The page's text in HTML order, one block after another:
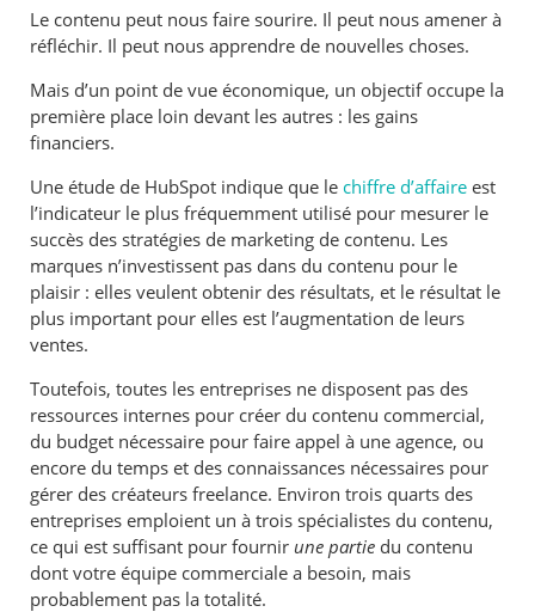
Le contenu peut nous faire sourire. Il peut nous amener à
réfléchir. Il peut nous apprendre de nouvelles choses.
Mais d’un point de vue économique, un objectif occupe la
première place loin devant les autres : les gains
financiers.
Une étude de HubSpot indique que le chiffre d’affaire est
l’indicateur le plus fréquemment utilisé pour mesurer le
succès des stratégies de marketing de contenu. Les
marques n’investissent pas dans du contenu pour le
plaisir : elles veulent obtenir des résultats, et le résultat le
plus important pour elles est l’augmentation de leurs
ventes.
Toutefois, toutes les entreprises ne disposent pas des
ressources internes pour créer du contenu commercial,
du budget nécessaire pour faire appel à une agence, ou
encore du temps et des connaissances nécessaires pour
gérer des créateurs freelance. Environ trois quarts des
entreprises emploient un à trois spécialistes du contenu,
ce qui est suffisant pour fournirune partie du contenu
dont votre équipe commerciale a besoin, mais
probablement pas la totalité.